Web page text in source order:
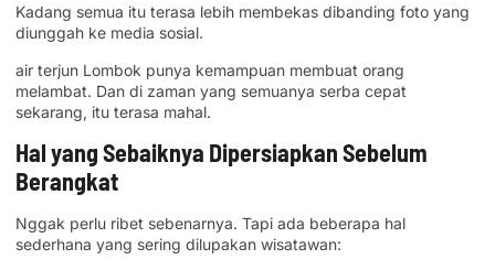
Kadang semua itu terasa lebih membekas dibanding foto yang
diunggah ke media sosial.
air terjun Lombok punya kemampuan membuat orang
melambat. Dan di zaman yang semuanya serba cepat
sekarang, itu terasa mahal.
Hal yang Sebaiknya Dipersiapkan Sebelum
Berangkat
Nggak perlu ribet sebenarnya. Tapi ada beberapa hal
sederhana yang sering dilupakan wisatawan: